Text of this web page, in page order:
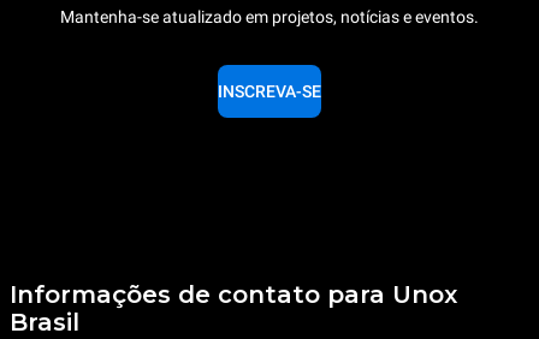
Mantenha-se atualizado em projetos, notícias e eventos.
INSCREVA-SE
Informações de contato para Unox
Brasil